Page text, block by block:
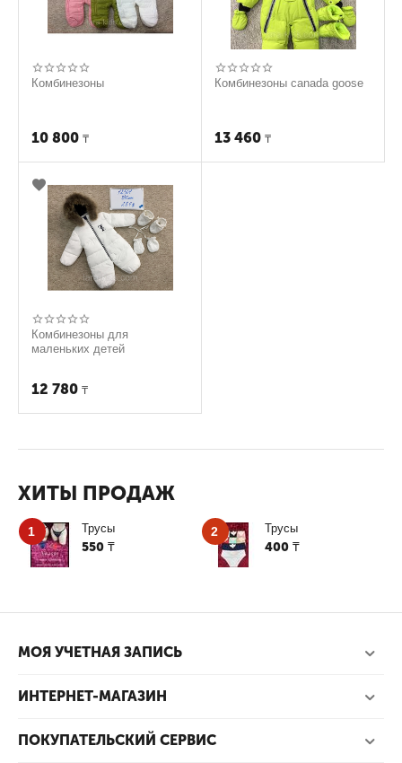
Комбинезоны
10 800 ₸
Комбинезоны canada goose
13 460 ₸
Комбинезоны для
маленьких детей
12 780 ₸
ХИТЫ ПРОДАЖ
1 Трусы
550 ₸
2 Трусы
400 ₸
МОЯ УЧЕТНАЯ ЗАПИСЬ
ИНТЕРНЕТ-МАГАЗИН
ПОКУПАТЕЛЬСКИЙ СЕРВИС